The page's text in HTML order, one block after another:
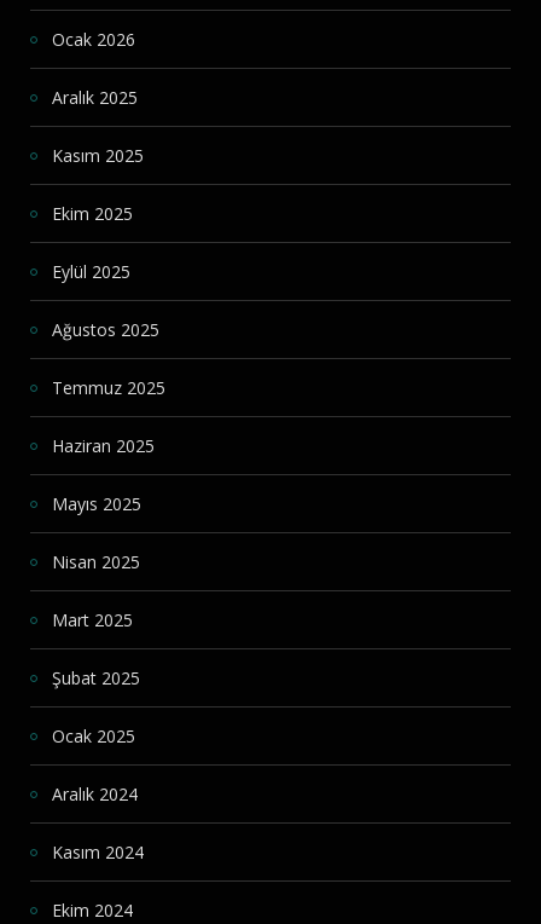
Ocak 2026
Aralık 2025
Kasım 2025
Ekim 2025
Eylül 2025
Ağustos 2025
Temmuz 2025
Haziran 2025
Mayıs 2025
Nisan 2025
Mart 2025
Şubat 2025
Ocak 2025
Aralık 2024
Kasım 2024
Ekim 2024